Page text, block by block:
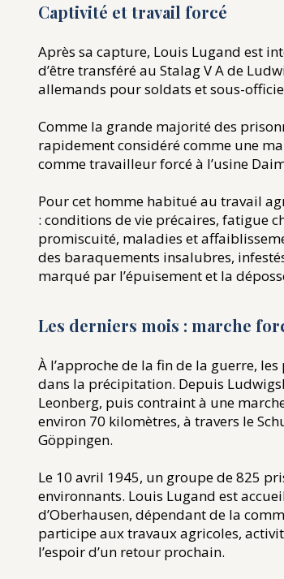
​Captivité et travail forcé
Après sa capture, Louis Lugand est
d’être transféré au Stalag V A de
allemands pour soldats et sous-
Comme la grande majorité des
rapidement considéré comme une
comme travailleur forcé à l’usine
Pour cet homme habitué au travail
: conditions de vie précaires, fatigue
promiscuité, maladies et
des baraquements insalubres,
marqué par l’épuisement et la
​Les derniers mois : marche
À l’approche de la fin de la guerre,
dans la précipitation. Depuis
Leonberg, puis contraint à une
environ 70 kilomètres, à travers le
Göppingen.
Le 10 avril 1945, un groupe de 825
environnants. Louis Lugand est
d’Oberhausen, dépendant de la
participe aux travaux agricoles,
l’espoir d’un retour prochain.